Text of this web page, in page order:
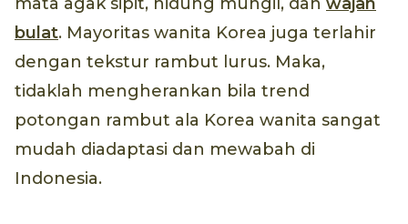
bulat. Mayoritas wanita Korea juga terlahir
dengan tekstur rambut lurus. Maka,
tidaklah mengherankan bila trend
potongan rambut ala Korea wanita sangat
mudah diadaptasi dan mewabah di
Indonesia.